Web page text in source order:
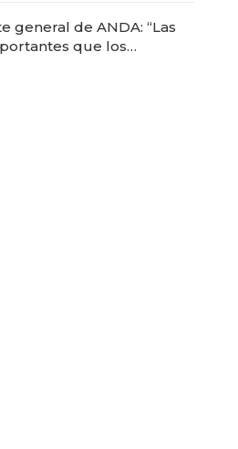
general de ANDA: “Las
que los